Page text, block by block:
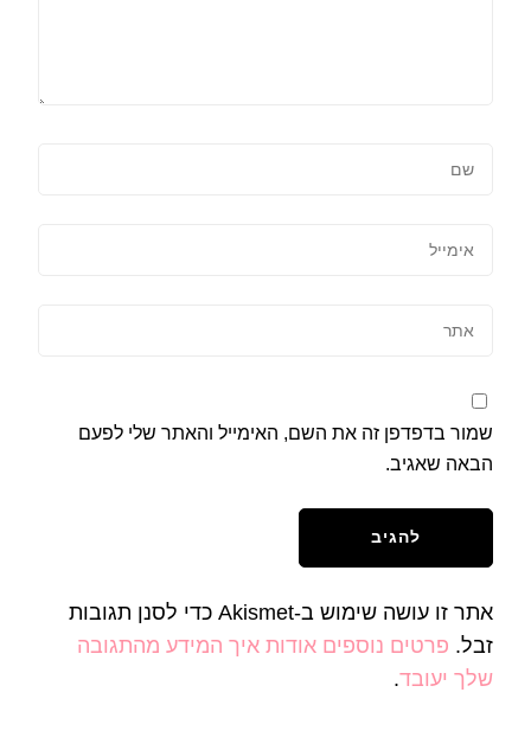
שמור בדפדפן זה את השם, האימייל והאתר שלי לפעם
הבאה שאגיב.
אתר זו עושה שימוש ב-Akismet כדי לסנן תגובות
זבל. פרטים נוספים אודות איך המידע מהתגובה
שלך יעובד.